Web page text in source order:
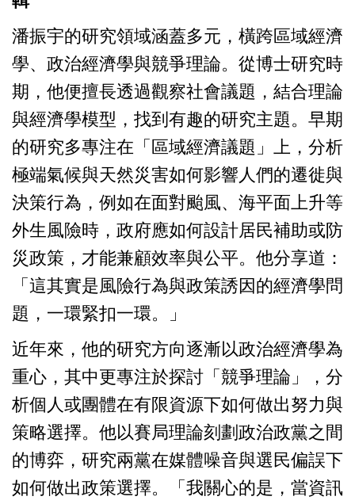
潘振宇的研究領域涵蓋多元，橫跨區域經濟
學、政治經濟學與競爭理論。從博士研究時
期，他便擅長透過觀察社會議題，結合理論
與經濟學模型，找到有趣的研究主題。早期
的研究多專注在「區域經濟議題」上，分析
極端氣候與天然災害如何影響人們的遷徙與
決策行為，例如在面對颱風、海平面上升等
外生風險時，政府應如何設計居民補助或防
災政策，才能兼顧效率與公平。他分享道：
「這其實是風險行為與政策誘因的經濟學問
題，一環緊扣一環。」
近年來，他的研究方向逐漸以政治經濟學為
重心，其中更專注於探討「競爭理論」，分
析個人或團體在有限資源下如何做出努力與
策略選擇。他以賽局理論刻劃政治政黨之間
的博弈，研究兩黨在媒體噪音與選民偏誤下
如何做出政策選擇。「我關心的是，當資訊